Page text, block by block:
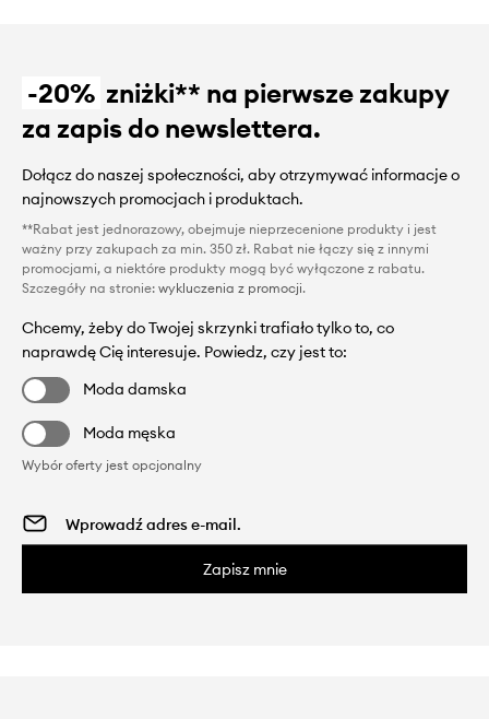
-20% zniżki** na pierwsze zakupy
za zapis do newslettera.
Dołącz do naszej społeczności, aby otrzymywać informacje o
najnowszych promocjach i produktach.
**Rabat jest jednorazowy, obejmuje nieprzecenione produkty i jest
ważny przy zakupach za min. 350 zł. Rabat nie łączy się z innymi
promocjami, a niektóre produkty mogą być wyłączone z rabatu.
Szczegóły na stronie: wykluczenia z promocji.
Chcemy, żeby do Twojej skrzynki trafiało tylko to, co
naprawdę Cię interesuje. Powiedz, czy jest to:
Moda damska
Moda męska
Wybór oferty jest opcjonalny
Zapisz mnie